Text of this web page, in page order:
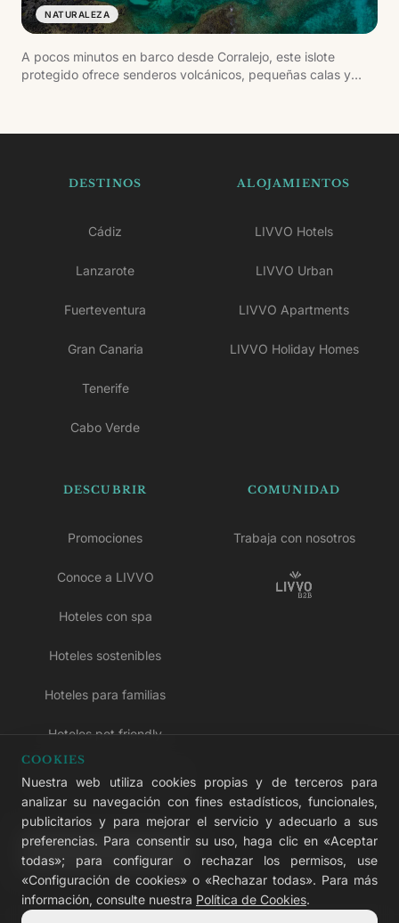
NATURALEZA
A pocos minutos en barco desde Corralejo, este islote
protegido ofrece senderos volcánicos, pequeñas calas y
DESTINOS
Cádiz
Lanzarote
Fuerteventura
Gran Canaria
Tenerife
Cabo Verde
ALOJAMIENTOS
LIVVO Hotels
LIVVO Urban
LIVVO Apartments
LIVVO Holiday Homes
DESCUBRIR
Promociones
Conoce a LIVVO
Hoteles con spa
Hoteles sostenibles
Hoteles para familias
Hoteles pet friendly
Hoteles solo para adultos
Hoteles todo incluido
LIVVO Plus
COMUNIDAD
Trabaja con nosotros
COOKIES
Nuestra web utiliza cookies propias y de terceros para
analizar su navegación con fines estadísticos, funcionales,
publicitarios y para mejorar el servicio y adecuarlo a sus
preferencias. Para consentir su uso, haga clic en «Aceptar
todas»; para configurar o rechazar los permisos, use
«Configuración de cookies» o «Rechazar todas». Para más
información, consulte nuestra Política de Cookies.